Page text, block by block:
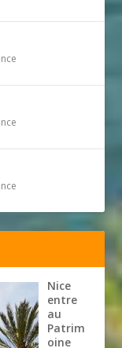
Nice
entre
au
Patrim
oine